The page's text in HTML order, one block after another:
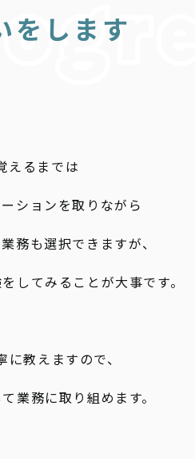
をします
えるまでは
ションを取りながら
務も選択できますが、
してみることが大事です。
教えますので、
業務に取り組めます。